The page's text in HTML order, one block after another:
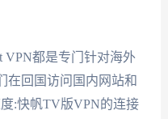
VPN都是专门针对海外
在回国访问国内网站和
:快帆TV版VPN的连接